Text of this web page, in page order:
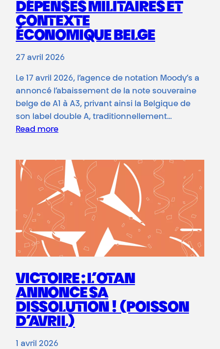
DÉPENSES MILITAIRES ET
CONTEXTE
ÉCONOMIQUE BELGE
27 avril 2026
Le 17 avril 2026, l’agence de notation Moody’s a
annoncé l’abaissement de la note souveraine
belge de A1 à A3, privant ainsi la Belgique de
son label double A, traditionnellement…
Read more
VICTOIRE : L’OTAN
ANNONCE SA
DISSOLUTION ! (POISSON
D’AVRIL)
1 avril 2026